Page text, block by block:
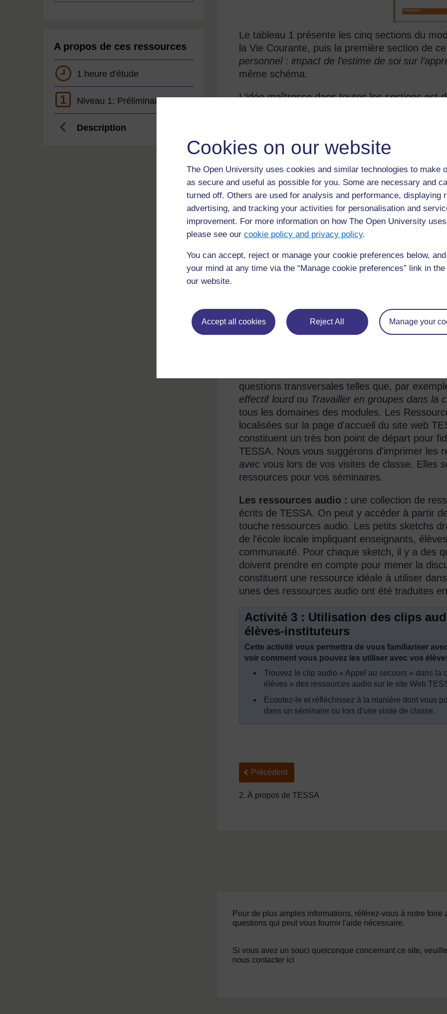
Cookies on our website
The Open University uses cookies and similar technologies to make
as secure and useful as possible for you. Some are necessary and
turned off. Others are used for analysis and performance, displaying
advertising, and tracking your activities for personalisation and
improvement. For more information on how The Open University
please see our cookie policy and privacy policy.
You can accept, reject or manage your cookie preferences below,
your mind at any time via the “Manage cookie preferences” link in
our website.
Accept all cookies Reject All Manage your
A propos de ces ressources
1 heure d'étude
1 Niveau 1: Préliminaire
Description
Le tableau 1 présente les cinq sections du
la Vie Courante, puis la première section de
personnel : impact de l’estime de soi sur
même schéma.
L’idée maîtresse dans toutes les sections est
enseignants sur l'enseignement/
Dans les matériels TESSA il y a des activités
salles de classe pour les aider à développer
activités de formation à effectuer dans sa
être utilisées par les enseignants en
d'enseignement. Elles les engagent à utiliser
un moyen d'apprentissage de
propre école sont différentes des activités
des enseignants en ce sens qu’elles relient la
sont encouragés à réfléchir de manière
de classe.
Les matériels ont été adaptés pour mieux
l’environnement dans une variété de
saharienne et sont disponibles en quatre
français et kiswahili).L'ensemble des
disponible à partir de la page d'accueil de
soutenir toutes les sections. Ces ressources
questions transversales telles que, par
effectif lourdou Travailler en groupes dans la
tous les domaines des modules. Les
localisées sur la page d'accueil du site web
constituent un très bon point de départ pour
TESSA. Nous vous suggérons d'imprimer les
avec vous lors de vos visites de classe. Elles
ressources pour vos séminaires.
Les ressources audio : une collection de
écrits de TESSA. On peut y accéder à partir
touche ressources audio. Les petits sketchs
de l'école locale impliquant enseignants,
communauté. Pour chaque sketch, il y a des
doivent prendre en compte pour mener la
constituent une ressource idéale à utiliser
unes des ressources audio ont été traduites
Activité 3 : Utilisation des clips
élèves-instituteurs
Cette activité vous permettra de vous familiariser
voir comment vous pouvez les utiliser avec vos
Trouvez le clip audio « Appel au secours » dans la
élèves » des ressources audio sur le site Web
Écoutez-le et réfléchissez à la manière dont vous
dans un séminaire ou lors d'une visite de classe.
Précédent
Précédent
2. À propos de TESSA
Pour de plus amples informations, référez-vous à notre foire
questions qui peut vous fournir l'aide nécessaire.
Si vous avez un souci quelconque concernant ce site,
nous contacter ici